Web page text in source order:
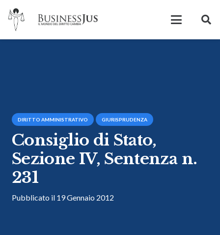
DIRITTO AMMINISTRATIVO GIURISPRUDENZA
Consiglio di Stato,
Sezione IV, Sentenza n.
231
Pubblicato il 19 Gennaio 2012